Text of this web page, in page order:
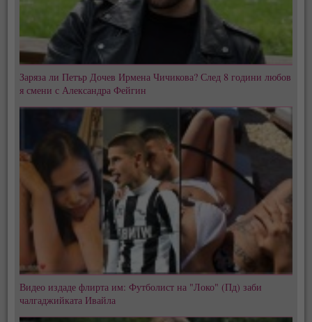
Заряза ли Петър Дочев Ирмена Чичикова? След 8 години любов
я смени с Александра Фейгин
Видео издаде флирта им: Футболист на "Локо" (Пд) заби
чалгаджийката Ивайла